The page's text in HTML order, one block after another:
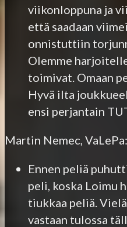
viikonloppuna ja
että saadaan
onnistuttiin
Olemme
toimivat. Omaan
Hyvä ilta
ensi perjantain
Martin Nemec, VaLePa:
Ennen peliä
peli, koska Loimu
tiukkaa peliä.
vastaan tulossa